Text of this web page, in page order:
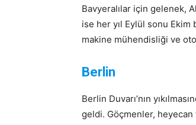
Bavyeralılar için gelenek,
ise her yıl Eylül sonu Ekim
makine mühendisliği ve
Berlin
Berlin Duvarı’nın
geldi. Göçmenler,